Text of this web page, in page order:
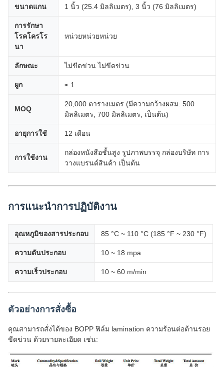
ขนาดแกน 1 นิ้ว (25.4 มิลลิเมตร), 3 นิ้ว (76 มิลลิเมตร)
การรักษา
โรคโครโร
นา
หน่วยหน่วยหน่วย
ลักษณะ ไม่ขีดข่วน ไม่ขีดข่วน
ผูก ≤ 1
MOQ
20,000 ตารางเมตร (มีความกว้างผสม: 500
มิลลิเมตร, 700 มิลลิเมตร, เป็นต้น)
อายุการใช้ 12 เดือน
การใช้งาน
กล่องหนังสือชั้นสูง รูปภาพบรรจุ กล่องบริษัท การ
วางแบรนด์สินค้า เป็นต้น
การแนะนําการปฏิบัติงาน
อุณหภูมิของสารประกอบ 85 °C ~ 110 °C (185 °F ~ 230 °F)
ความดันประกอบ 10 ~ 18 mpa
ความเร็วประกอบ 10 ~ 60 m/min
ตัวอย่างการสั่งซื้อ
คุณสามารถสั่งได้ของ BOPP ฟิล์ม lamination ความร้อนต่อต้านรอย
ขีดข่วน ด้วยรายละเอียด เช่น: